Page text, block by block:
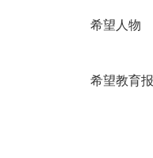
希望人物
希望教育报